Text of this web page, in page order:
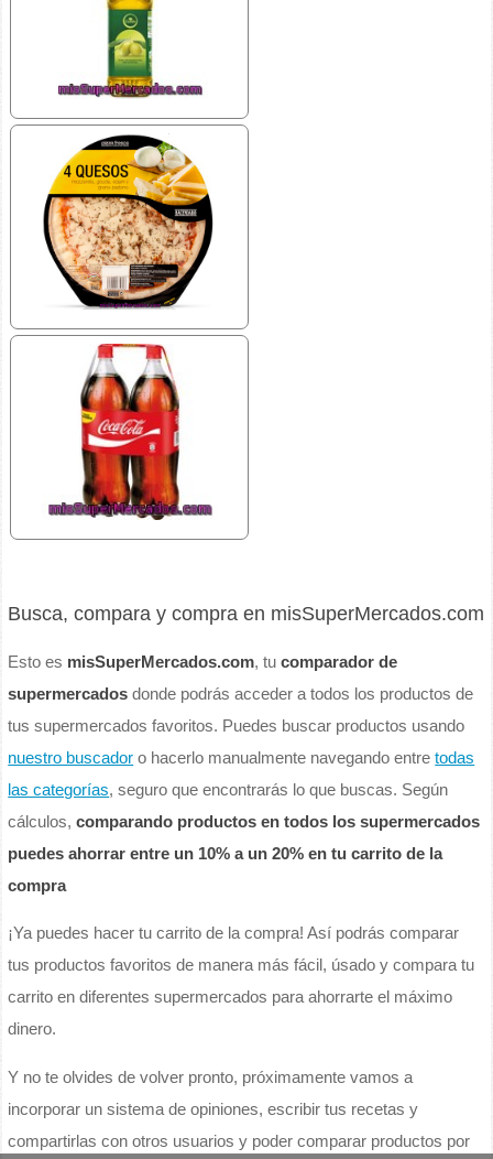
Busca, compara y compra en misSuperMercados.com
Esto es misSuperMercados.com, tucomparador de
supermercados donde podrás acceder a todos los productos de
tus supermercados favoritos. Puedes buscar productos usando
nuestro buscador o hacerlo manualmente navegando entretodas
las categorías, seguro que encontrarás lo que buscas. Según
cálculos,comparando productos en todos los supermercados
puedes ahorrar entre un 10% a un 20% en tu carrito de la
compra
¡Ya puedes hacer tu carrito de la compra! Así podrás comparar
tus productos favoritos de manera más fácil, úsado y compara tu
carrito en diferentes supermercados para ahorrarte el máximo
dinero.
Y no te olvides de volver pronto, próximamente vamos a
incorporar un sistema de opiniones, escribir tus recetas y
compartirlas con otros usuarios y poder comparar productos por